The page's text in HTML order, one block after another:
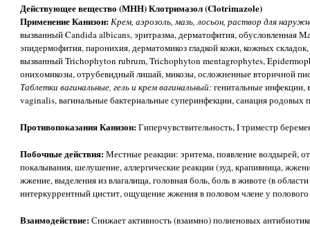
Действующее вещество (МНН) Клотримазол (Clotrimazole)
Применение Канизон: Крем, аэрозоль, мазь, лосьон, раствор для
вызванный Candida albicans, эритразма, дерматофития, обусловленная
эпидермофития, паронихия, дерматомикоз гладкой кожи, кожных
вызванный Trichophyton rubrum, Trichophyton mentagrophytes,
онихомикозы, отрубевидный лишай, микозы, осложненные вторичной
Таблетки вагинальные, гель и крем вагинальный:генитальные
vaginalis, вагинальные бактериальные суперинфекции, санация родовых
Противопоказания Канизон:Гиперчувствительность, I триместр
Побочные действия:Местные реакции: эритема, появление волдырей,
покалывания, шелушение, аллергические реакции (зуд, крапивница,
жжение, выделения из влагалища, головная боль, боль в животе (в
интеркуррентный цистит, ощущение жжения в половом члене у полового
Взаимодействие:Снижает активность (взаимно) полиеновых